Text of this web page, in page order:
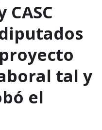
CASC
tal y
el